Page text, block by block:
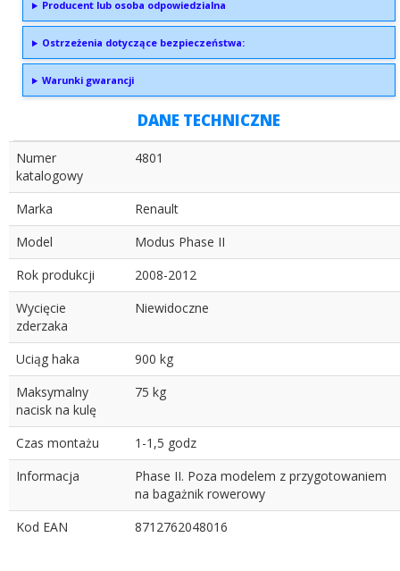
Producent lub osoba odpowiedzialna
Ostrzeżenia dotyczące bezpieczeństwa:
Warunki gwarancji
DANE TECHNICZNE
Numer
katalogowy
4801
Marka
Renault
Model
Modus Phase II
Rok produkcji
2008-2012
Wycięcie
zderzaka
Niewidoczne
Uciąg haka
900 kg
Maksymalny
nacisk na kulę
75 kg
Czas montażu
1-1,5 godz
Informacja
Phase II. Poza modelem z przygotowaniem
na bagażnik rowerowy
Kod EAN
8712762048016